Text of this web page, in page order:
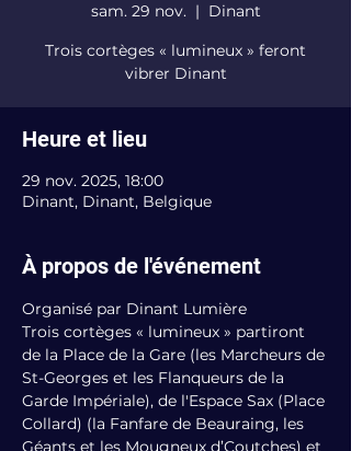
sam. 29 nov.
  |
Dinant
Trois cortèges « lumineux » feront
vibrer Dinant
Heure et lieu
29 nov. 2025, 18:00
Dinant, Dinant, Belgique
À propos de l'événement
Organisé par Dinant Lumière
Trois cortèges « lumineux » partiront
de la Place de la Gare (les Marcheurs de
St-Georges et les Flanqueurs de la
Garde Impériale), de l'Espace Sax (Place
Collard) (la Fanfare de Beauraing, les
Géants et les Mougneux d’Coutches) et